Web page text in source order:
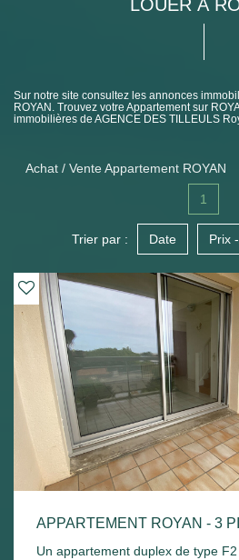
LOUER À
Sur notre site consultez les annonces
ROYAN. Trouvez votre Appartement sur
immobilières de AGENCE DES TILLEULS
Achat / Vente Appartement ROYAN
1
Trier par : Date Prix
APPARTEMENT ROYAN - 3
Un appartement duplex de type